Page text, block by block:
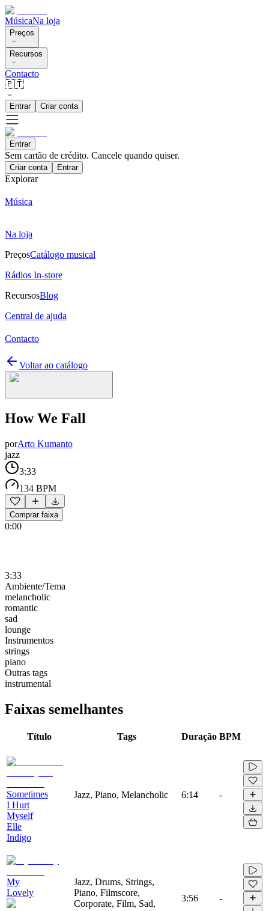
MúsicaNa loja
Preços
Recursos
Contacto
🇵🇹
Entrar Criar conta
Entrar
Sem cartão de crédito. Cancele quando quiser.
Criar conta Entrar
Explorar
Música
Na loja
PreçosCatálogo musical
Rádios In-store
RecursosBlog
Central de ajuda
Contacto
Voltar ao catálogo
How We Fall
porArto Kumanto
jazz
3:33
134 BPM
Comprar faixa
0:00
3:33
Ambiente/Tema
melancholic
romantic
sad
lounge
Instrumentos
strings
piano
Outras tags
instrumental
Faixas semelhantes
Título Tags Duração BPM
Sometimes
I Hurt
Myself
Elle
Indigo
Jazz, Piano, Melancholic 6:14 -
My
Lovely
Jazz, Drums, Strings,
Piano, Filmscore,
Corporate, Film, Sad,
3:56 -